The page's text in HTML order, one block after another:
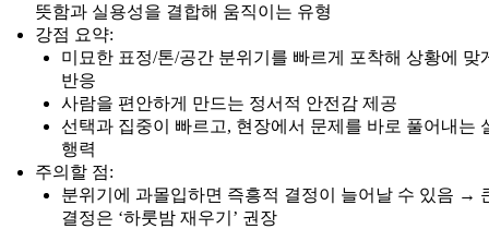
뜻함과 실용성을 결합해 움직이는 유형
강점 요약:
미묘한 표정/톤/공간 분위기를 빠르게 포착해 상황에 맞
반응
사람을 편안하게 만드는 정서적 안전감 제공
선택과 집중이 빠르고, 현장에서 문제를 바로 풀어내는
행력
주의할 점:
분위기에 과몰입하면 즉흥적 결정이 늘어날 수 있음 →
결정은 ‘하룻밤 재우기’ 권장